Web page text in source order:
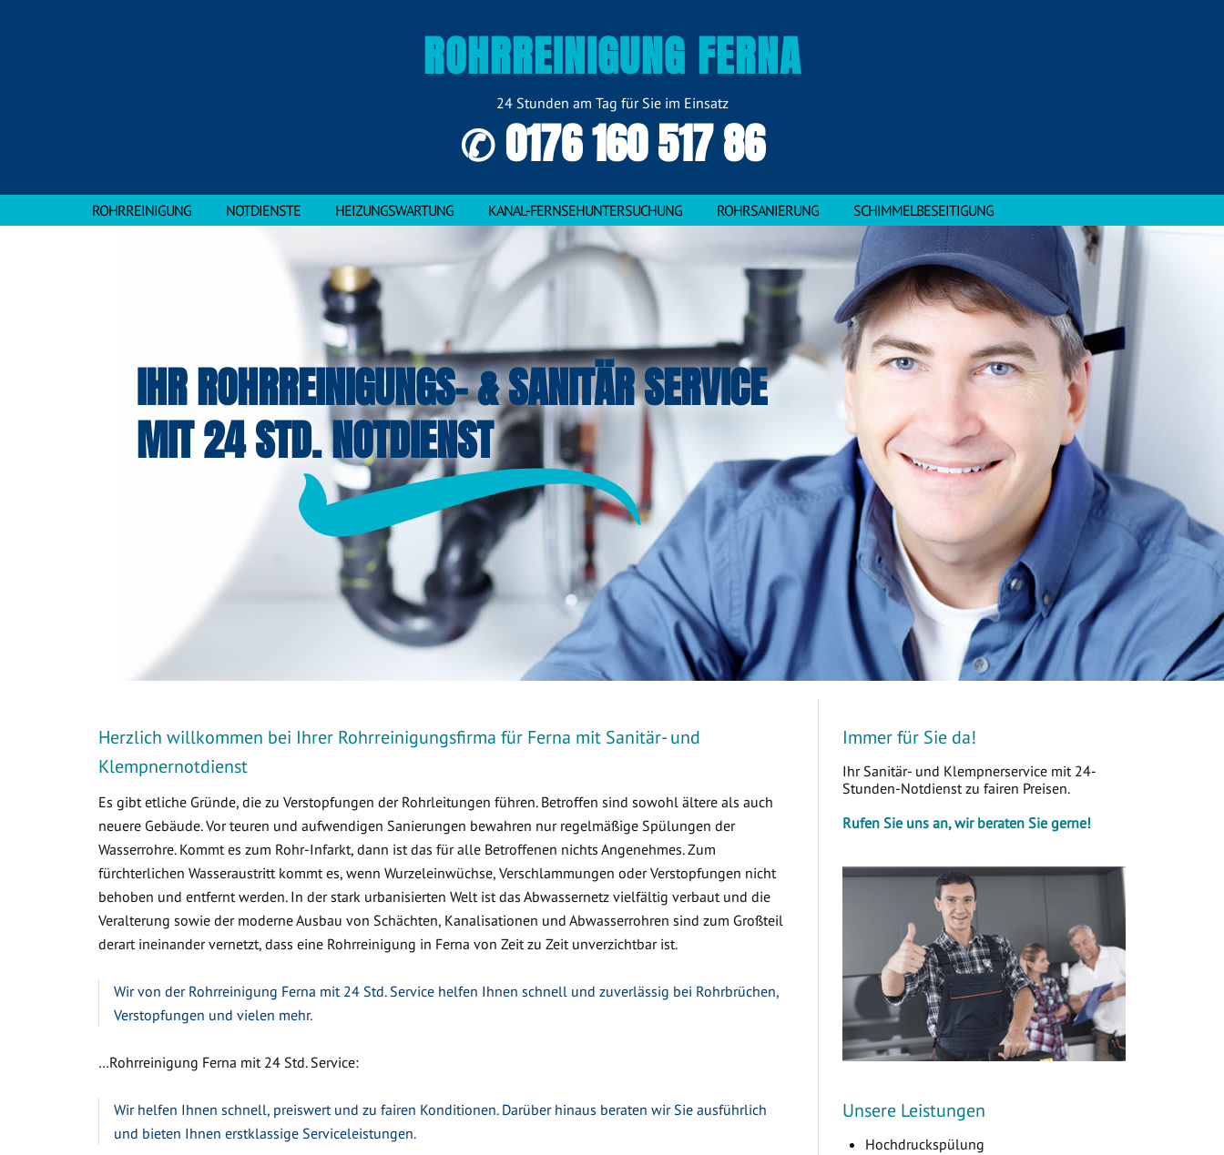
ROHRREINIGUNG FERNA
24 Stunden am Tag für Sie im Einsatz
✆ 0176 160 517 86
ROHRREINIGUNG NOTDIENSTE HEIZUNGSWARTUNG KANAL-FERNSEHUNTERSUCHUNG ROHRSANIERUNG SCHIMMELBESEITIGUNG
IHR ROHRREINIGUNGS- & SANITÄR SERVICE
MIT 24 STD. NOTDIENST
Herzlich willkommen bei Ihrer Rohrreinigungsfirma für Ferna mit Sanitär- und
Klempnernotdienst
Es gibt etliche Gründe, die zu Verstopfungen der Rohrleitungen führen. Betroffen sind sowohl ältere als auch
neuere Gebäude. Vor teuren und aufwendigen Sanierungen bewahren nur regelmäßige Spülungen der
Wasserrohre. Kommt es zum Rohr-Infarkt, dann ist das für alle Betroffenen nichts Angenehmes. Zum
fürchterlichen Wasseraustritt kommt es, wenn Wurzeleinwüchse, Verschlammungen oder Verstopfungen nicht
behoben und entfernt werden. In der stark urbanisierten Welt ist das Abwassernetz vielfältig verbaut und die
Veralterung sowie der moderne Ausbau von Schächten, Kanalisationen und Abwasserrohren sind zum Großteil
derart ineinander vernetzt, dass eine Rohrreinigung in Ferna von Zeit zu Zeit unverzichtbar ist.
Wir von der Rohrreinigung Ferna mit 24 Std. Service helfen Ihnen schnell und zuverlässig bei Rohrbrüchen,
Verstopfungen und vielen mehr.
…Rohrreinigung Ferna mit 24 Std. Service:
Wir helfen Ihnen schnell, preiswert und zu fairen Konditionen. Darüber hinaus beraten wir Sie ausführlich
und bieten Ihnen erstklassige Serviceleistungen.
Immer für Sie da!
Ihr Sanitär- und Klempnerservice mit 24-
Stunden-Notdienst zu fairen Preisen.
Rufen Sie uns an, wir beraten Sie gerne!
Unsere Leistungen
Hochdruckspülung